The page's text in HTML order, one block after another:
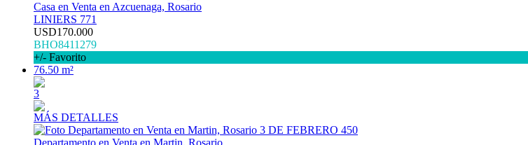
Casa en Venta en Azcuenaga, Rosario
LINIERS 771
USD170.000
BHO8411279
+/- Favorito
76.50 m²
3
MÁS DETALLES